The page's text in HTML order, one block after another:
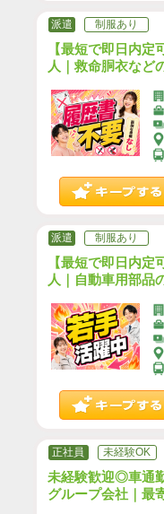
派遣 制服あり
【最短で即日内定
人｜救命胴衣など
駅」車6分 【14】
派遣 制服あり
【最短で即日内定
人｜自動車用部品
分 【1】/F16-
正社員 未経験OK
未経験歓迎◎車通
グループ会社｜最